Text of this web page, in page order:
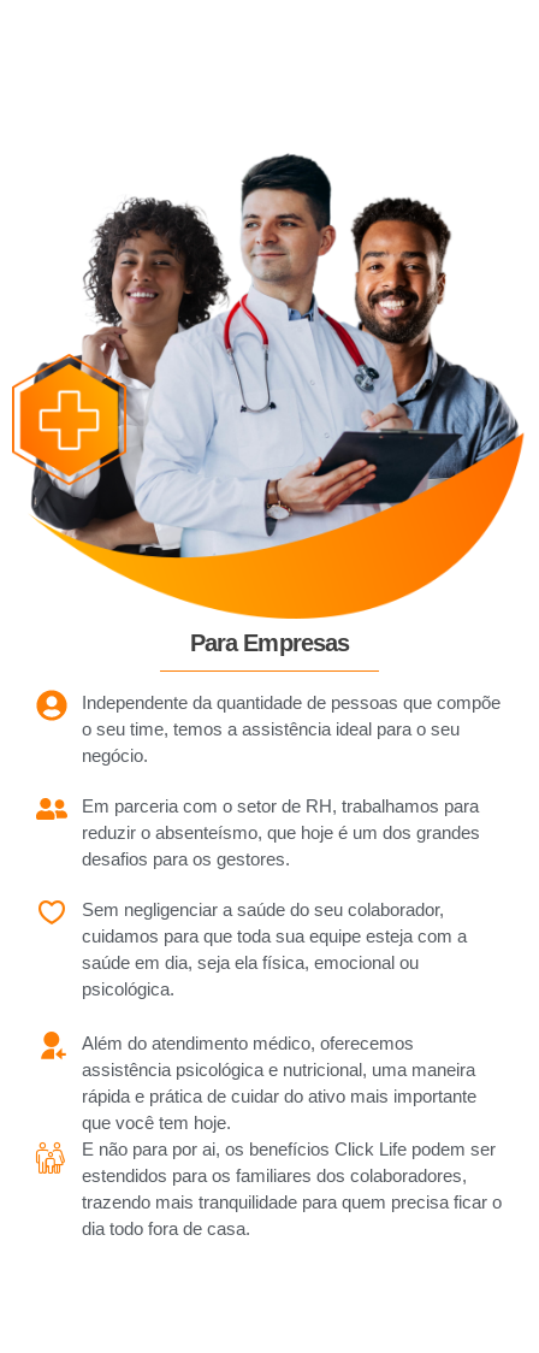
Para Empresas
Independente da quantidade de pessoas que compõe
o seu time, temos a assistência ideal para o seu
negócio.
Em parceria com o setor de RH, trabalhamos para
reduzir o absenteísmo, que hoje é um dos grandes
desafios para os gestores.
Sem negligenciar a saúde do seu colaborador,
cuidamos para que toda sua equipe esteja com a
saúde em dia, seja ela física, emocional ou
psicológica.
Além do atendimento médico, oferecemos
assistência psicológica e nutricional, uma maneira
rápida e prática de cuidar do ativo mais importante
que você tem hoje.
E não para por ai, os benefícios Click Life podem ser
estendidos para os familiares dos colaboradores,
trazendo mais tranquilidade para quem precisa ficar o
dia todo fora de casa.